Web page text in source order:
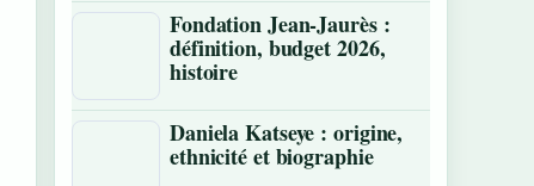
Fondation Jean-Jaurès :
définition, budget 2026,
histoire
Daniela Katseye : origine,
ethnicité et biographie